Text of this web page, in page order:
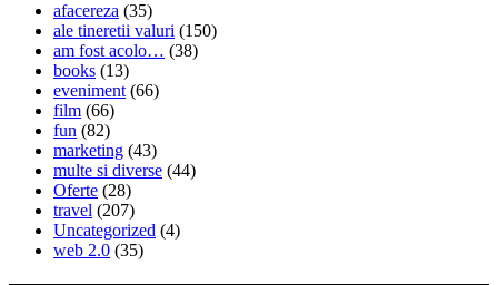
afacereza (35)
ale tineretii valuri (150)
am fost acolo… (38)
books (13)
eveniment (66)
film (66)
fun (82)
marketing (43)
multe si diverse (44)
Oferte (28)
travel (207)
Uncategorized (4)
web 2.0 (35)